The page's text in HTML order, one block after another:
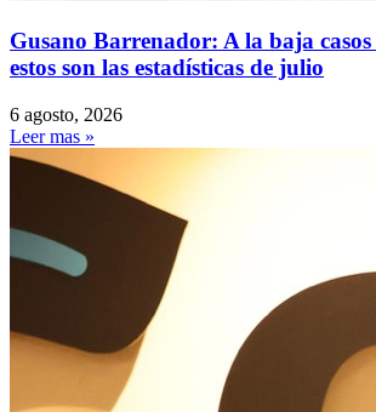
Gusano Barrenador: A la baja
estos son las estadísticas de julio
6 agosto, 2026
Leer mas »